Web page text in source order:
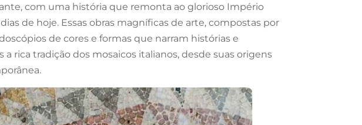
com uma história que remonta ao glorioso Império
de hoje. Essas obras magníficas de arte, compostas por
de cores e formas que narram histórias e
rica tradição dos mosaicos italianos, desde suas origens